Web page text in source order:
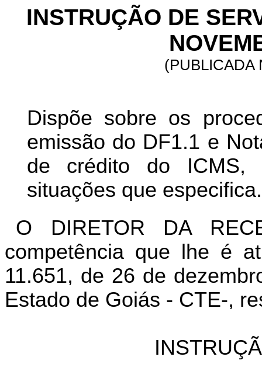
INSTRUÇÃO DE
(PUBLICADA
Dispõe sobre os
emissão do DF1.1 e
de crédito do ICMS,
situações que especifica.
O DIRETOR DA
competência que lhe é
11.651, de 26 de
Estado de Goiás - CTE-,